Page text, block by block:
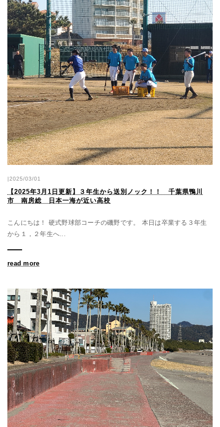
|2025/03/01
【2025年3月1日更新】３年生から送別ノック！！ 千葉県鴨川
市 南房総 日本一海が近い高校
こんにちは！ 硬式野球部コーチの磯野です。 本日は卒業する３年生
から１，２年生へ...
read more